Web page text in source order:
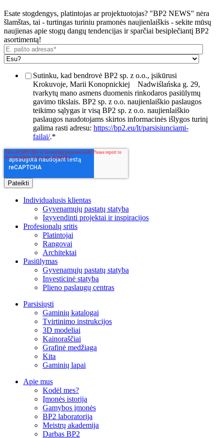
Esate stogdengys, platintojas ar projektuotojas? "BP2 NEWS" nėra
šlamštas, tai - turtingas turiniu pramonės naujienlaiškis - sekite mūsų
naujienas apie stogų dangų tendencijas ir sparčiai besiplečiantį BP2
asortimentą!
Sutinku, kad bendrovė BP2 sp. z o.o., įsikūrusi
Krokuvoje, Marii Konopnickiej
Nadwiślańska g. 29,
tvarkytų mano asmens duomenis rinkodaros pasiūlymų
gavimo tikslais. BP2 sp. z o.o. naujienlaiškio paslaugos
teikimo sąlygas ir visą BP2 sp. z o.o. naujienlaiškio
paslaugos naudotojams skirtos informacinės išlygos turinį
galima rasti adresu: https://bp2.eu/lt/parsisiunciami-
failai/.*
Individualusis klientas
Gyvenamųjų pastatų statyba
Įgyvendinti projektai ir inspiracijos
Profesionalų sritis
Platintojai
Rangovai
Architektai
Pasiūlymas
Gyvenamųjų pastatų statyba
Investicinė statyba
Plieno paslaugų centras
Parsisiųsti
Gaminių katalogai
Tvirtinimo instrukcijos
3D modeliai
Kainoraščiai
Grafinė medžiaga
Kita
Gaminių lapai
Apie mus
Kodėl mes?
Įmonės istorija
Gamybos įmonės
BP2 laboratorija
Meistrų akademija
Darbas BP2